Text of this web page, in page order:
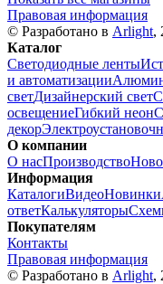
Правовая информация
© Разработано в Arlight,
Каталог
Светодиодные ленты
и автоматизации
светДизайнерский свет
освещениеГибкий неон
декор
О компании
О насПроизводство
Информация
КаталогиВидеоНовинки
ответКалькуляторы
Покупателям
Контакты
Правовая информация
© Разработано в Arlight,